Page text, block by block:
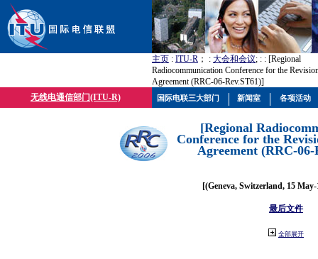
主页 : ITU-R ； : 大会和会议; : : [Regional
Radiocommunication Conference for the
Agreement (RRC-06-Rev.ST61)]
无线电通信部门(ITU-R)
[Regional
Conference for the
Agreement (RRC-06-
[(Geneva, Switzerland, 15
最后文件
全部展开
国际电联三大部门 新闻室 各项活动